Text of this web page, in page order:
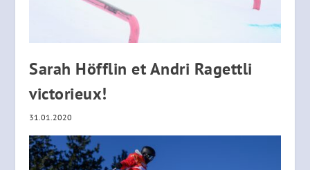
Sarah Höfflin et Andri Ragettli
victorieux!
31.01.2020